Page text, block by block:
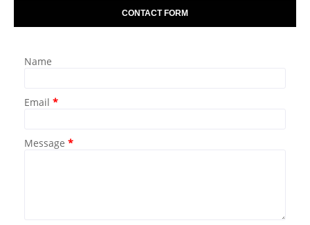
CONTACT FORM
Name
Email *
Message *